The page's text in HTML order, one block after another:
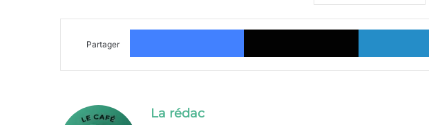
Partager
Facebook X
La rédac